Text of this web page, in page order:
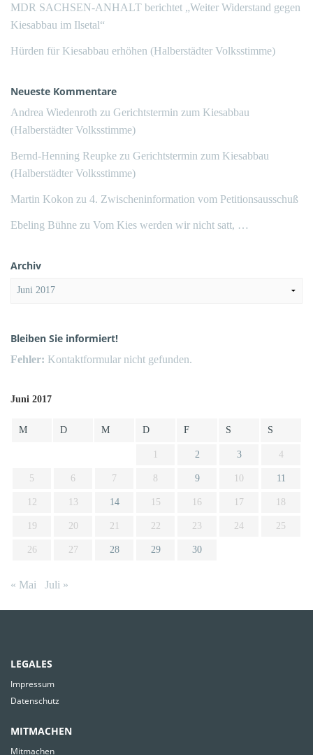
MDR SACHSEN-ANHALT berichtet „Weiter Widerstand gegen
Kiesabbau im Ilsetal“
Hürden für Kiesabbau erhöhen (Halberstädter Volksstimme)
Neueste Kommentare
Andrea Wiedenroth zu Gerichtstermin zum Kiesabbau
(Halberstädter Volksstimme)
Bernd-Henning Reupke zu Gerichtstermin zum Kiesabbau
(Halberstädter Volksstimme)
Martin Kokon zu 4. Zwischeninformation vom Petitionsausschuß
Ebeling Bühne zu Vom Kies werden wir nicht satt, …
Archiv
Archiv
Bleiben Sie informiert!
Fehler: Kontaktformular nicht gefunden.
Juni 2017
M D M D F S S
1 2 3 4
5 6 7 8 9 10 11
12 13 14 15 16 17 18
19 20 21 22 23 24 25
26 27 28 29 30
« Mai Juli »
LEGALES
Impressum
Datenschutz
MITMACHEN
Mitmachen